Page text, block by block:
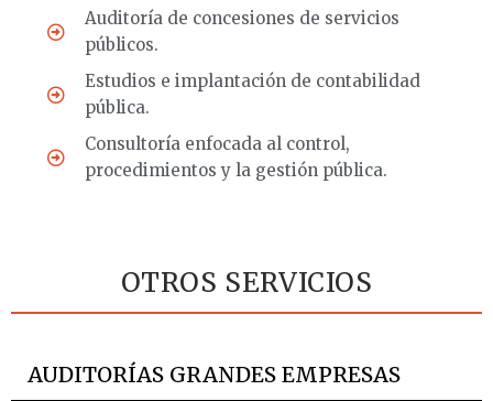
OTROS SERVICIOS
AUDITORÍAS GRANDES EMPRESAS
Auditoría de concesiones de servicios
públicos.
Estudios e implantación de contabilidad
pública.
Consultoría enfocada al control,
procedimientos y la gestión pública.